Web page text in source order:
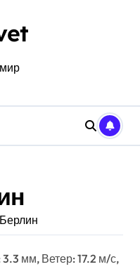
Берлин
мм, Ветер: 17.2 м/с,